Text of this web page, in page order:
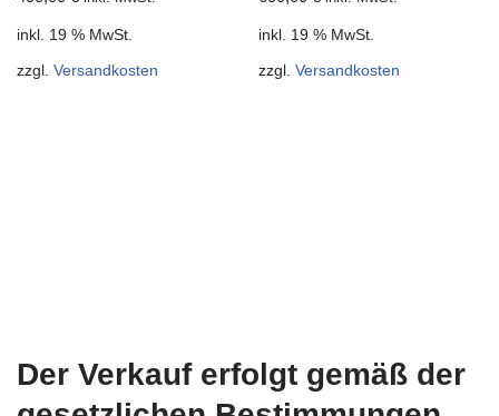
inkl. 19 % MwSt.
zzgl. Versandkosten
inkl. 19 % MwSt.
zzgl.Versandkosten
Der Verkauf erfolgt gemäß der